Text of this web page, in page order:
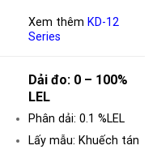
Xem thêm KD-12
Series
Dải đo: 0 – 100%
LEL
Phân dải: 0.1 %LEL
Lấy mẫu: Khuếch tán